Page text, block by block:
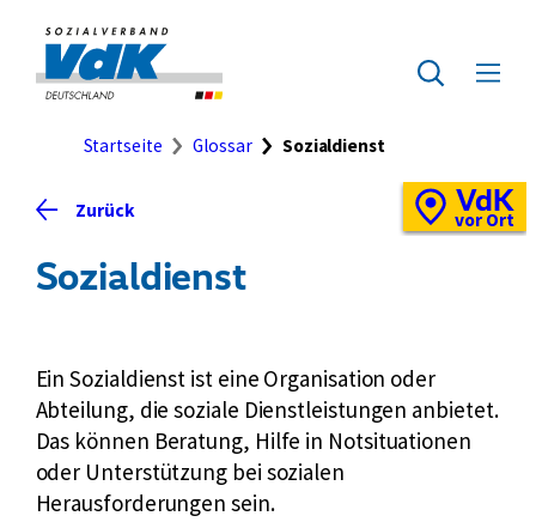
Seiteninhalt
springen
Zur
Startseite
des
Zur
Suche
Menü
Schnellzugriff
Vor-
Standortkarte
VdK
vor Ort
Brotkrumennavigation
Startseite Glossar Sozialdienst
Zurück
Sozialdienst
Ein Sozialdienst ist eine Organisation oder
Abteilung, die soziale Dienstleistungen anbietet.
Das können Beratung, Hilfe in Notsituationen
oder Unterstützung bei sozialen
Herausforderungen sein.